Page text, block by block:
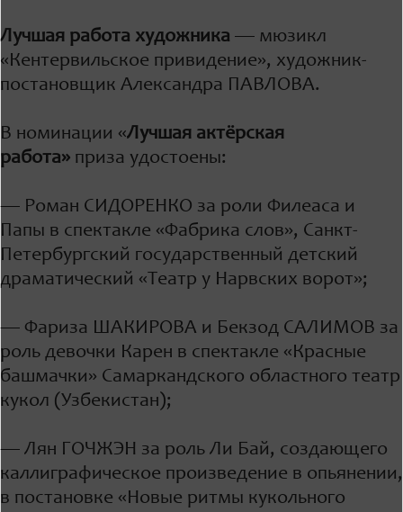
Лучшая работа художника — мюзикл
«Кентервильское привидение», художник-
постановщик Александра ПАВЛОВА.
В номинации «Лучшая актёрская
работа» приза удостоены:
— Роман СИДОРЕНКО за роли Филеаса и
Папы в спектакле «Фабрика слов», Санкт-
Петербургский государственный детский
драматический «Театр у Нарвских ворот»;
— Фариза ШАКИРОВА и Бекзод САЛИМОВ за
роль девочки Карен в спектакле «Красные
башмачки» Самаркандского областного театр
кукол (Узбекистан);
— Лян ГОЧЖЭН за роль Ли Бай, создающего
каллиграфическое произведение в опьянении,
в постановке «Новые ритмы кукольного